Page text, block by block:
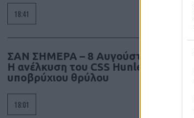
18:41
ΣΑΝ ΣΗΜΕΡΑ – 8 Αυγούστου 2000:
Η ανέλκυση του CSS Hunley, ενός
υποβρύχιου θρύλου
18:01